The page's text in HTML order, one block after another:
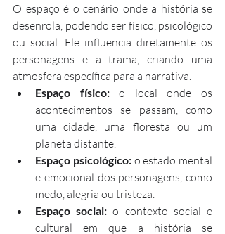
O espaço é o cenário onde a história se
desenrola, podendo ser físico, psicológico
ou social. Ele influencia diretamente os
personagens e a trama, criando uma
atmosfera específica para a narrativa.
Espaço físico: o local onde os
acontecimentos se passam, como
uma cidade, uma floresta ou um
planeta distante.
Espaço psicológico: o estado mental
e emocional dos personagens, como
medo, alegria ou tristeza.
Espaço social: o contexto social e
cultural em que a história se